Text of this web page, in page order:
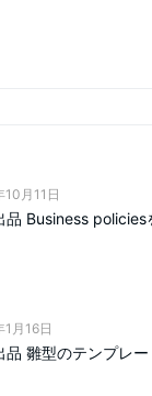
10月11日
品 Business policies
1月16日
品 雛型のテンプレー